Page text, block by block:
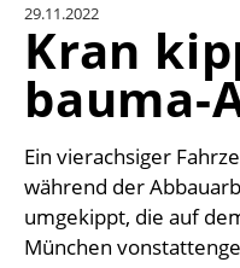
29.11.2022
Kran
bauma-
Ein vierachsiger
während der
umgekippt, die auf
München